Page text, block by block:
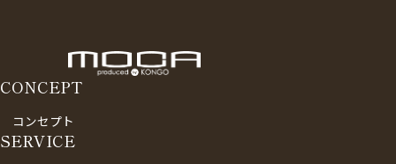
CONCEPT
コンセプト
SERVICE